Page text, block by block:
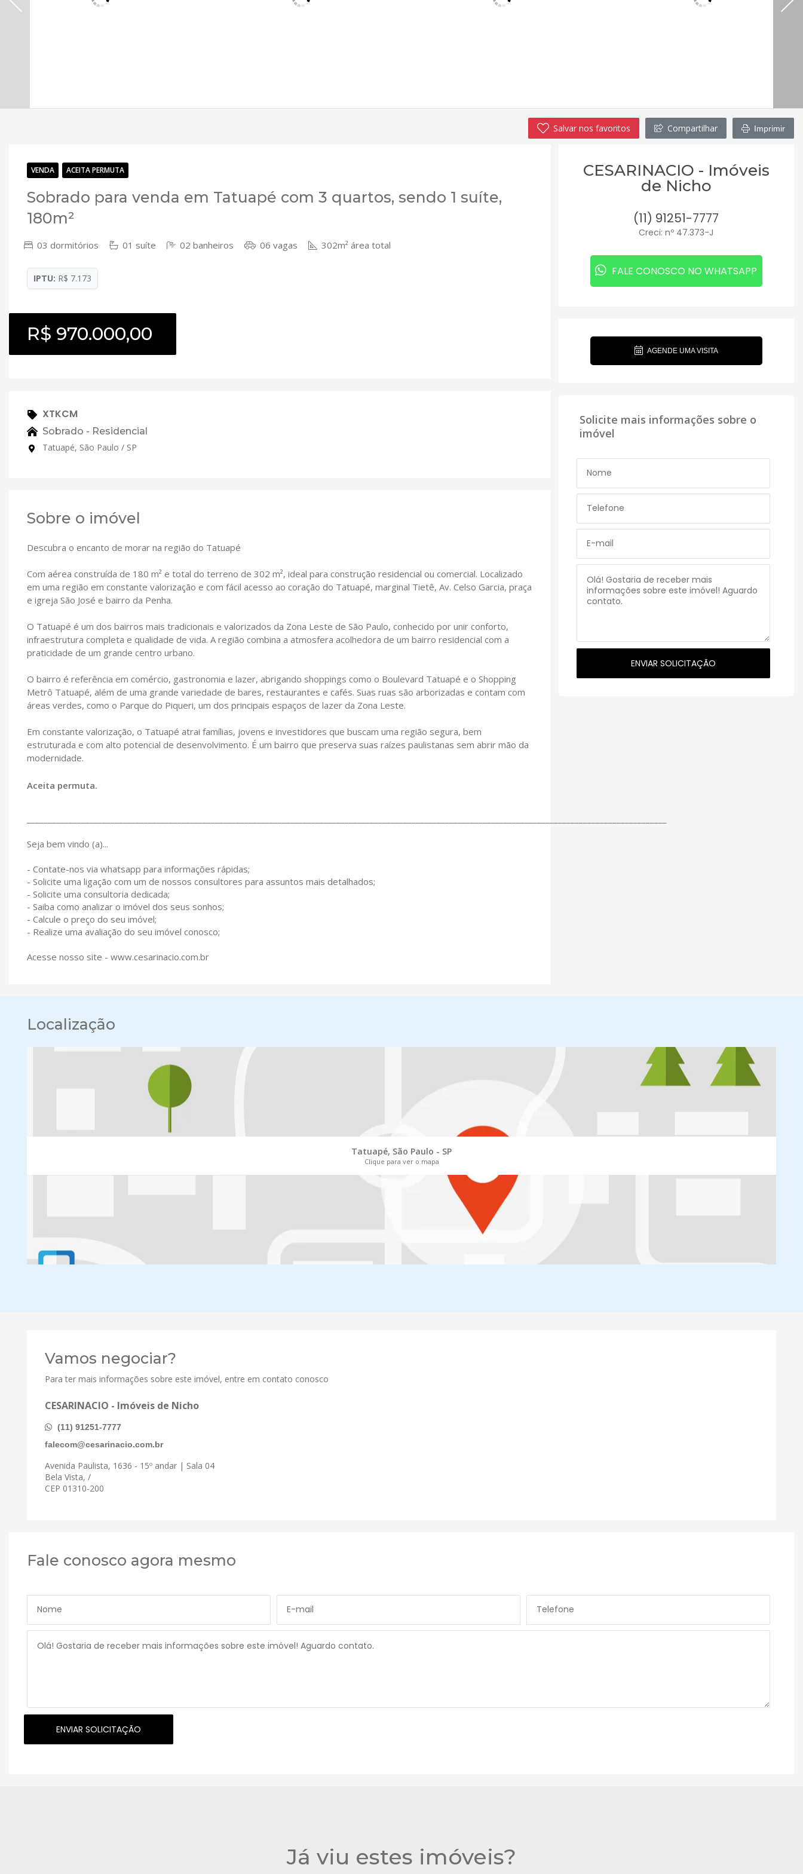
Salvar nos favoritos Compartilhar Imprimir
VENDA ACEITA PERMUTA
Sobrado para venda em Tatuapé com 3 quartos, sendo 1 suíte,
180m²
03 dormitórios 01 suíte 02 banheiros 06 vagas 302m² área total
IPTU: R$ 7.173
R$ 970.000,00
XTKCM
Sobrado - Residencial
Tatuapé, São Paulo / SP
Sobre o imóvel
Descubra o encanto de morar na região do Tatuapé
Com aérea construída de 180 m² e total do terreno de 302 m², ideal para construção residencial ou comercial. Localizado
em uma região em constante valorização e com fácil acesso ao coração do Tatuapé, marginal Tietê, Av. Celso Garcia, praça
e igreja São José e bairro da Penha.
O Tatuapé é um dos bairros mais tradicionais e valorizados da Zona Leste de São Paulo, conhecido por unir conforto,
infraestrutura completa e qualidade de vida. A região combina a atmosfera acolhedora de um bairro residencial com a
praticidade de um grande centro urbano.
O bairro é referência em comércio, gastronomia e lazer, abrigando shoppings como o Boulevard Tatuapé e o Shopping
Metrô Tatuapé, além de uma grande variedade de bares, restaurantes e cafés. Suas ruas são arborizadas e contam com
áreas verdes, como o Parque do Piqueri, um dos principais espaços de lazer da Zona Leste.
Em constante valorização, o Tatuapé atrai famílias, jovens e investidores que buscam uma região segura, bem
estruturada e com alto potencial de desenvolvimento. É um bairro que preserva suas raízes paulistanas sem abrir mão da
modernidade.
Aceita permuta.
Seja bem vindo (a)...
- Contate-nos via whatsapp para informações rápidas;
- Solicite uma ligação com um de nossos consultores para assuntos mais detalhados;
- Solicite uma consultoria dedicada;
- Saiba como analizar o imóvel dos seus sonhos;
- Calcule o preço do seu imóvel;
- Realize uma avaliação do seu imóvel conosco;
Acesse nosso site - www.cesarinacio.com.br
CESARINACIO - Imóveis
de Nicho
(11) 91251-7777
Creci: nº 47.373-J
FALE CONOSCO NO WHATSAPP
AGENDE UMA VISITA
Solicite mais informações sobre o
imóvel
Localização
Tatuapé, São Paulo - SP
Clique para ver o mapa
Vamos negociar?
Para ter mais informações sobre este imóvel, entre em contato conosco
CESARINACIO - Imóveis de Nicho
(11) 91251-7777
falecom@cesarinacio.com.br
Avenida Paulista, 1636 - 15º andar | Sala 04
Bela Vista, /
CEP 01310-200
Fale conosco agora mesmo
Já viu estes imóveis?